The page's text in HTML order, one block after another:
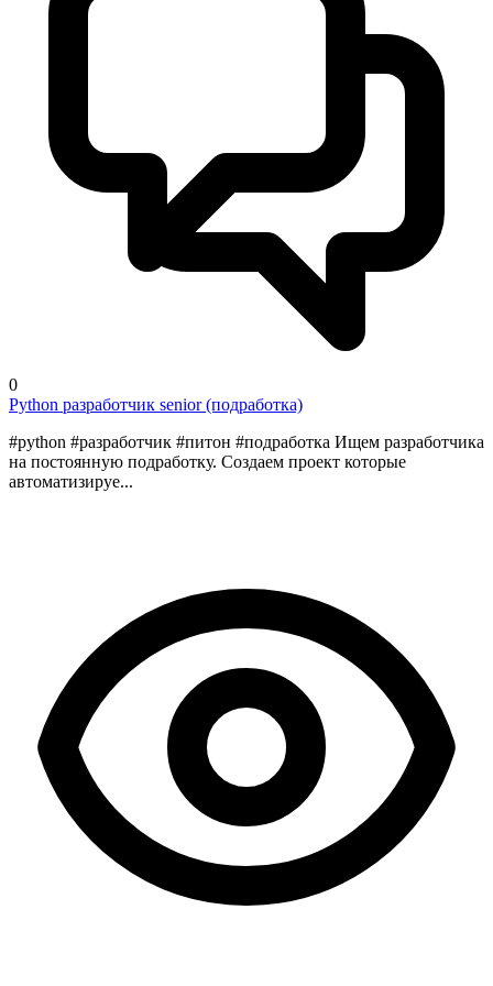
0
Python разработчик senior (подработка)
#python #разработчик #питон #подработка Ищем разработчика
на постоянную подработку. Создаем проект которые
автоматизируе...